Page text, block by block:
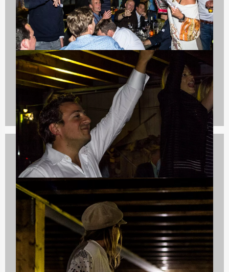
Quizzes
732 uitjes
Culinaire uitjes
1237 uitjes